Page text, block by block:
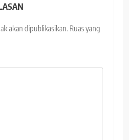
akan dipublikasikan. Ruas yang